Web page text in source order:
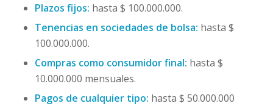
Plazos fijos: hasta $ 100.000.000.
Tenencias en sociedades de bolsa: hasta $
100.000.000.
Compras como consumidor final: hasta $
10.000.000 mensuales.
Pagos de cualquier tipo: hasta $ 50.000.000